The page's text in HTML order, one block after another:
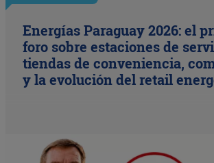
Energías Paraguay 2026: el
foro sobre estaciones de
tiendas de conveniencia,
y la evolución del retail